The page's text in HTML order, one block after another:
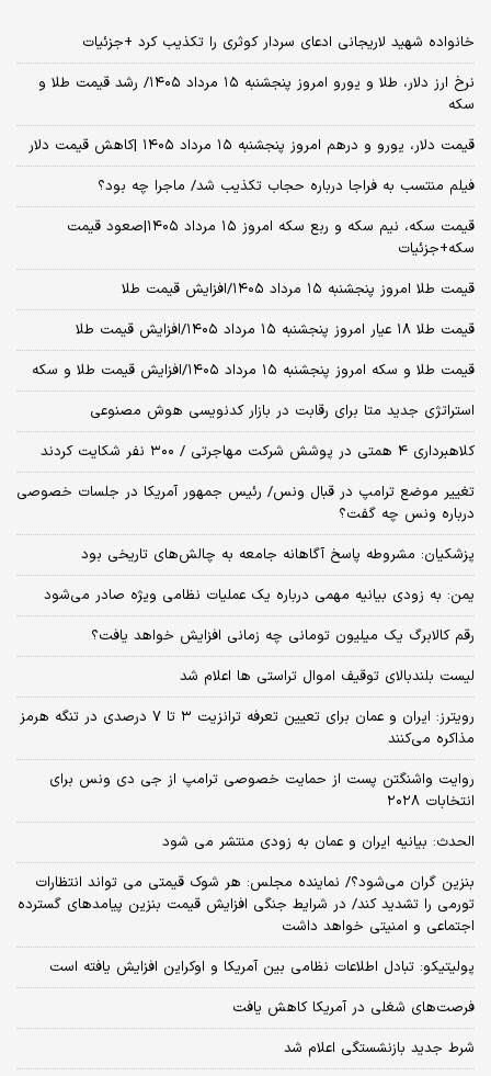
خانواده شهید لاریجانی ادعای سردار کوثری را تکذیب کرد +جزئیات
نرخ ارز دلار، طلا و یورو امروز پنجشنبه ۱۵ مرداد ۱۴۰۵/ رشد قیمت طلا و
سکه
قیمت دلار، یورو و درهم امروز پنجشنبه ۱۵ مرداد ۱۴۰۵ |کاهش قیمت دلار
فیلم منتسب به فراجا درباره حجاب تکذیب شد/ ماجرا چه بود؟
قیمت سکه، نیم سکه و ربع سکه امروز ۱۵ مرداد ۱۴۰۵|صعود قیمت
سکه+جزئیات
قیمت طلا امروز پنجشنبه ۱۵ مرداد ۱۴۰۵/افزایش قیمت طلا
قیمت طلا ۱۸ عیار امروز پنجشنبه ۱۵ مرداد ۱۴۰۵/افزایش قیمت طلا
قیمت طلا و سکه امروز پنجشنبه ۱۵ مرداد ۱۴۰۵/افزایش قیمت طلا و سکه
استراتژی جدید متا برای رقابت در بازار کدنویسی هوش مصنوعی
کلاهبرداری ۴ همتی در پوشش شرکت مهاجرتی / ۳۰۰ نفر شکایت کردند
تغییر موضع ترامپ در قبال ونس/ رئیس جمهور آمریکا در جلسات خصوصی
درباره ونس چه گفت؟
پزشکیان: مشروطه پاسخ آگاهانه جامعه به چالش‌های تاریخی بود
یمن: به زودی بیانیه مهمی درباره یک عملیات نظامی ویژه صادر می‌شود
رقم کالابرگ یک میلیون تومانی چه زمانی افزایش خواهد یافت؟
لیست بلندبالای توقیف اموال تراستی ها اعلام شد
رویترز: ایران و عمان برای تعیین تعرفه ترانزیت ۳ تا ۷ درصدی در تنگه هرمز
مذاکره می‌کنند
روایت واشنگتن پست از حمایت خصوصی ترامپ از جی دی ونس برای
انتخابات ۲۰۲۸
الحدث: بیانیه ایران و عمان به زودی منتشر می شود
بنزین گران می‌شود؟/ نماینده مجلس: هر شوک قیمتی می تواند انتظارات
تورمی را تشدید کند/ در شرایط جنگی افزایش قیمت بنزین پیامدهای گسترده
اجتماعی و امنیتی خواهد داشت
پولیتیکو: تبادل اطلاعات نظامی بین آمریکا و اوکراین افزایش یافته است
فرصت‌های شغلی در آمریکا کاهش یافت
شرط جدید بازنشستگی اعلام شد